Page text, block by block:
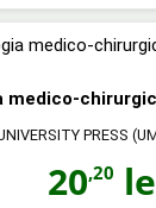
medico-
PRESS
20,20